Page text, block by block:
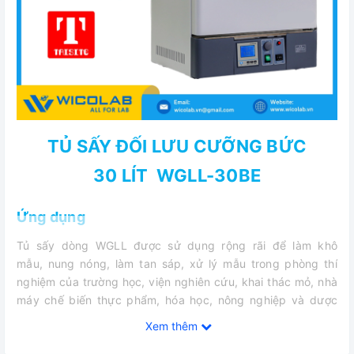
TỦ SẤY ĐỐI LƯU CƯỠNG BỨC
30 LÍT WGLL-30BE
Ứng dụng
Tủ sấy dòng WGLL được sử dụng rộng rãi để làm khô
mẫu, nung nóng, làm tan sáp, xử lý mẫu trong phòng thí
nghiệm của trường học, viện nghiên cứu, khai thác mỏ, nhà
máy chế biến thực phẩm, hóa học, nông nghiệp và dược
Xem thêm